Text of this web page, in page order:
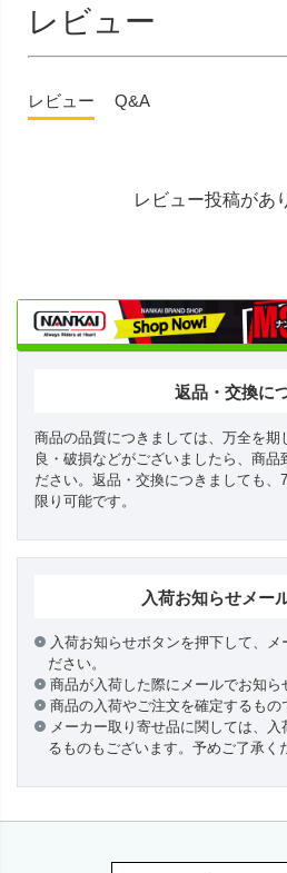
レビュー
レビュー Q&A
レビュー投稿があ
返品・交換に
商品の品質につきましては、万全を期
良・破損などがございましたら、商品
ださい。返品・交換につきましても、
限り可能です。
入荷お知らせメー
入荷お知らせボタンを押下して、メ
ださい。
商品が入荷した際にメールでお知ら
商品の入荷やご注文を確定するもの
メーカー取り寄せ品に関しては、入
るものもございます。予めご了承く